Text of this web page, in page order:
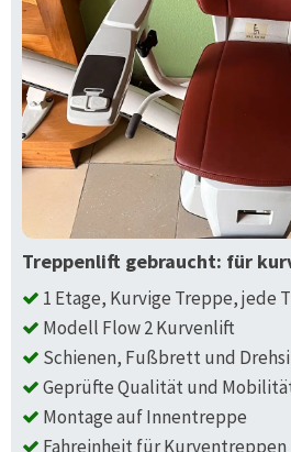
Treppenlift gebraucht: für
1 Etage, Kurvige Treppe, jede
Modell Flow 2 Kurvenlift
Schienen, Fußbrett und
Geprüfte Qualität und
Montage auf Innentreppe
Fahreinheit für Kurventreppen